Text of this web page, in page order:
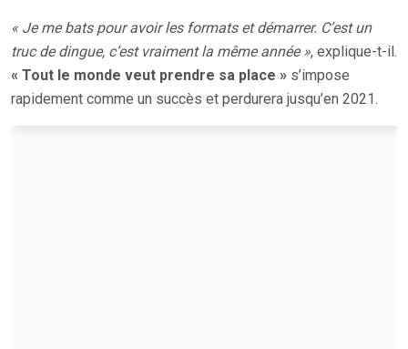
« Je me bats pour avoir les formats et démarrer. C’est un
truc de dingue, c’est vraiment la même année », explique-t-il.
« Tout le monde veut prendre sa place » s’impose
rapidement comme un succès et perdurera jusqu’en 2021.